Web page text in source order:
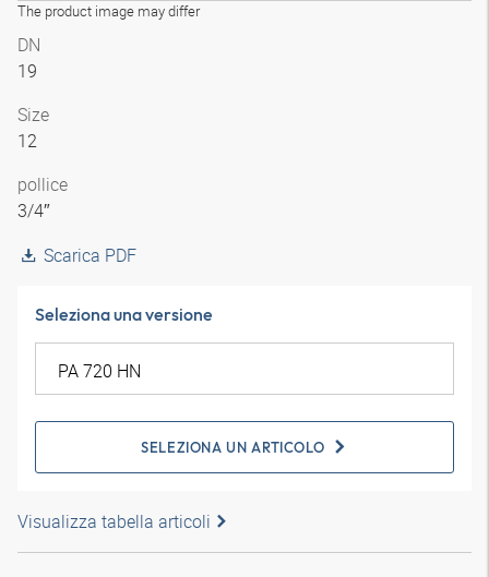
The product image may differ
DN
19
Size
12
pollice
3/4″
Scarica PDF
Seleziona una versione
SELEZIONA UN ARTICOLO
Visualizza tabella articoli